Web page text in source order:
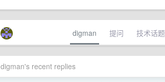
digman 提问 技术话题
digman's recent replies